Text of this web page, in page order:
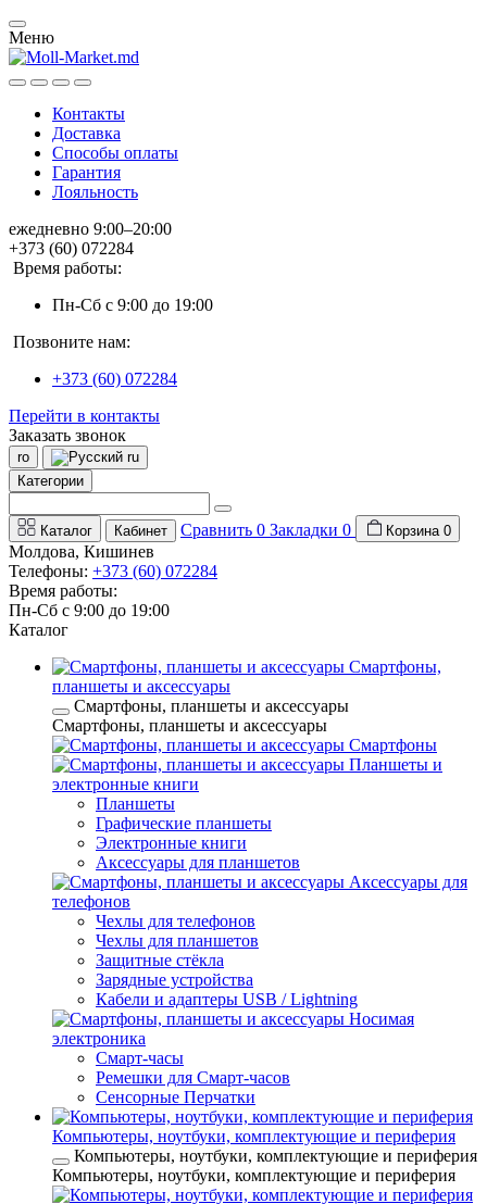
Меню
Контакты
Доставка
Способы оплаты
Гарантия
Лояльность
ежедневно 9:00–20:00
+373 (60) 072284
Время работы:
Пн-Сб с 9:00 до 19:00
Позвоните нам:
+373 (60) 072284
Перейти в контакты
Заказать звонок
ro
ru
Категории
Каталог Кабинет Сравнить 0 Закладки 0 Корзина 0
Молдова, Кишинев
Телефоны: +373 (60) 072284
Время работы:
Пн-Сб с 9:00 до 19:00
Каталог
Смартфоны,
планшеты и аксессуары
Смартфоны, планшеты и аксессуары
Смартфоны, планшеты и аксессуары
Смартфоны
Планшеты и
электронные книги
Планшеты
Графические планшеты
Электронные книги
Аксессуары для планшетов
Аксессуары для
телефонов
Чехлы для телефонов
Чехлы для планшетов
Защитные стёкла
Зарядные устройства
Кабели и адаптеры USB / Lightning
Носимая
электроника
Смарт-часы
Ремешки для Смарт-часов
Сенсорные Перчатки
Компьютеры, ноутбуки, комплектующие и периферия
Компьютеры, ноутбуки, комплектующие и периферия
Компьютеры, ноутбуки, комплектующие и периферия